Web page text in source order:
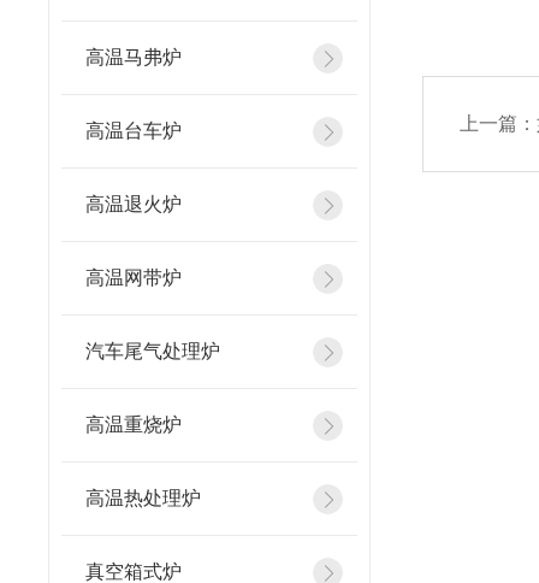
高温马弗炉
高温台车炉
高温退火炉
高温网带炉
汽车尾气处理炉
高温重烧炉
高温热处理炉
真空箱式炉
上一篇：